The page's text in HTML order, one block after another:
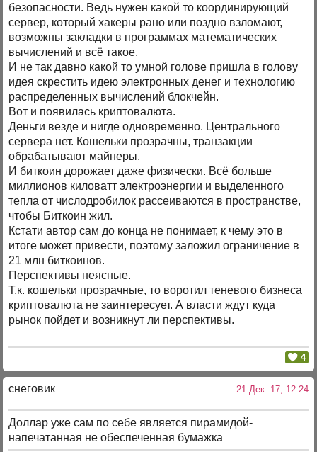
безопасности. Ведь нужен какой то координирующий
сервер, который хакеры рано или поздно взломают,
возможны закладки в программах математических
вычислений и всё такое.
И не так давно какой то умной голове пришла в голову
идея скрестить идею электронных денег и технологию
распределенных вычислений блокчейн.
Вот и появилась криптовалюта.
Деньги везде и нигде одновременно. Центрального
сервера нет. Кошельки прозрачны, транзакции
обрабатывают майнеры.
И биткоин дорожает даже физически. Всё больше
миллионов киловатт электроэнергии и выделенного
тепла от числодробилок рассеиваются в пространстве,
чтобы Биткоин жил.
Кстати автор сам до конца не понимает, к чему это в
итоге может привести, поэтому заложил ограничение в
21 млн биткоинов.
Перспективы неясные.
Т.к. кошельки прозрачные, то воротил теневого бизнеса
криптовалюта не заинтересует. А власти ждут куда
рынок пойдет и возникнут ли перспективы.
4
снеговик 21 Дек. 17, 12:24
Доллар уже сам по себе является пирамидой-
напечатанная не обеспеченная бумажка